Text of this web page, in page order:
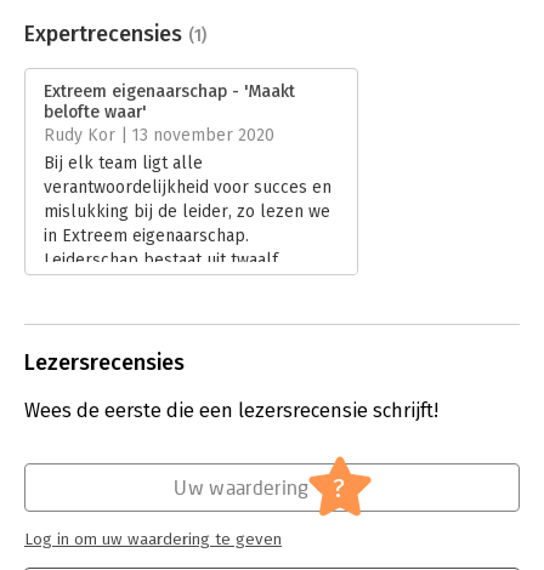
Bestandsformaat:
epub
Uitgever:
Business Contact
Druk:
1
Verschijningsdatum:
17-9-2020
Hoofdrubriek:
Leiderschap
Serie:
Business Bibliotheek
Expertrecensies (1)
Extreem eigenaarschap - 'Maakt
belofte waar'
Rudy Kor | 13 november 2020
Bij elk team ligt alle
verantwoordelijkheid voor succes en
mislukking bij de leider, zo lezen we
in Extreem eigenaarschap.
Leiderschap bestaat uit twaalf
Seals Team in Irak.
Lezersrecensies
Wees de eerste die een lezersrecensie schrijft!
Uw waardering ?
Log in om uw waardering te geven